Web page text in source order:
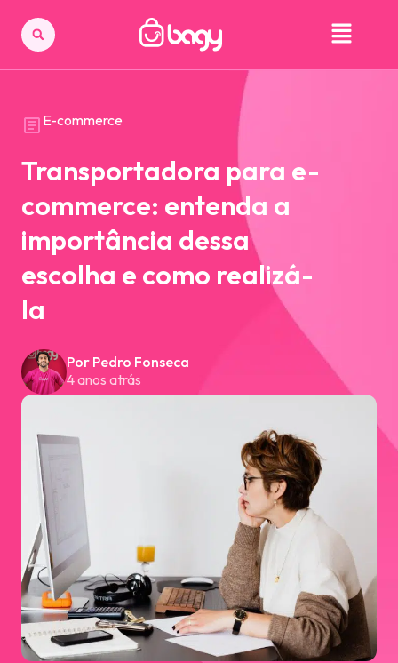
E-commerce
Transportadora para e-
commerce: entenda a
importância dessa
escolha e como realizá-
la
Por Pedro Fonseca
4 anos atrás